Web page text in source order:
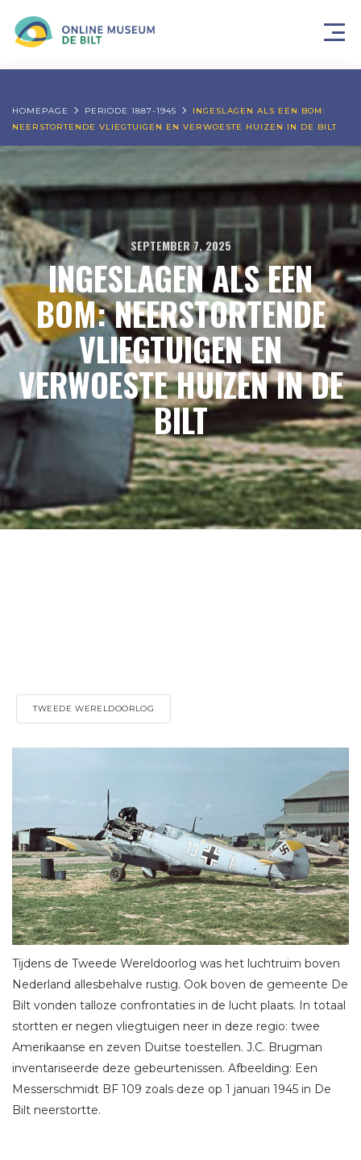
HOMEPAGE PERIODE 1887-1945
INGESLAGEN ALS EEN BOM:
NEERSTORTENDE VLIEGTUIGEN EN VERWOESTE HUIZEN IN DE BILT
SEPTEMBER 7, 2025
INGESLAGEN ALS EEN
BOM: NEERSTORTENDE
VLIEGTUIGEN EN
VERWOESTE HUIZEN IN DE
BILT
TWEEDE WERELDOORLOG
Tijdens de Tweede Wereldoorlog was het luchtruim boven
Nederland allesbehalve rustig. Ook boven de gemeente De
Bilt vonden talloze confrontaties in de lucht plaats. In totaal
stortten er negen vliegtuigen neer in deze regio: twee
Amerikaanse en zeven Duitse toestellen. J.C. Brugman
inventariseerde deze gebeurtenissen. Afbeelding: Een
Messerschmidt BF 109 zoals deze op 1 januari 1945 in De
Bilt neerstortte.